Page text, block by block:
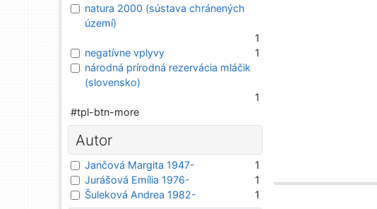
natura 2000 (sústava chránených
území)
1
negatívne vplyvy
1
národná prírodná rezervácia mláčik
(slovensko)
1
#tpl-btn-more
Autor
Jančová Margita 1947-
1
Jurášová Emília 1976-
1
Šuleková Andrea 1982-
1